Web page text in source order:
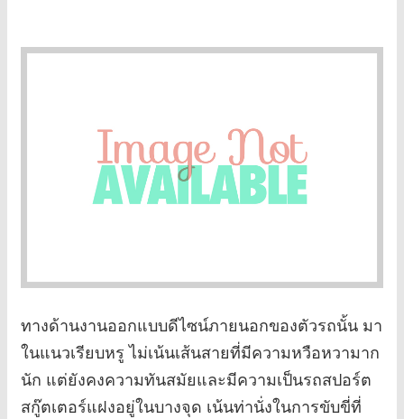
ทางด้านงานออกแบบดีไซน์ภายนอกของตัวรถนั้น มา
ในแนวเรียบหรู ไม่เน้นเส้นสายที่มีความหวือหวามาก
นัก แต่ยังคงความทันสมัยและมีความเป็นรถสปอร์ต
สกู๊ตเตอร์แฝงอยู่ในบางจุด เน้นท่านั่งในการขับขี่ที่